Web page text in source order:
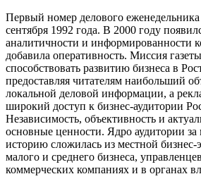
Первый номер делового
сентября 1992 года. В 2000 году
аналитичности и информированности
добавила оперативность. Миссия
способствовать развитию бизнеса в
предоставляя читателям наибольший
локальной деловой информации, а
широкий доступ к бизнес-аудитории
Независимость, объективность и
основные ценности. Ядро аудитории
историю сложилась из местной бизнес-
малого и среднего бизнеса,
коммерческих компаниях и в органах